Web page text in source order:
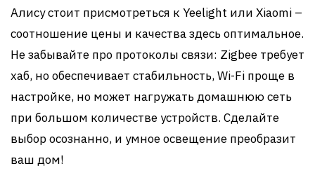
Алису стоит присмотреться к Yeelight или Xiaomi –
соотношение цены и качества здесь оптимальное.
Не забывайте про протоколы связи: Zigbee требует
хаб, но обеспечивает стабильность, Wi-Fi проще в
настройке, но может нагружать домашнюю сеть
при большом количестве устройств. Сделайте
выбор осознанно, и умное освещение преобразит
ваш дом!